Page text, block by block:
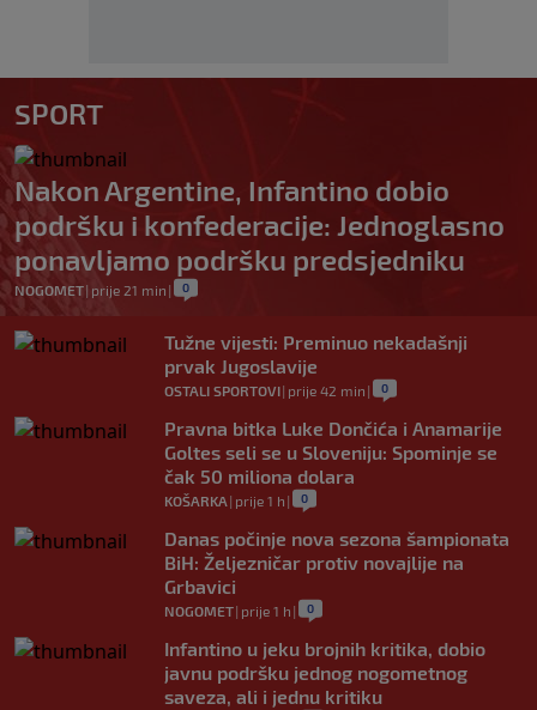
SPORT
Nakon Argentine, Infantino dobio
podršku i konfederacije: Jednoglasno
ponavljamo podršku predsjedniku
NOGOMET| prije 21 min | 0
Tužne vijesti: Preminuo nekadašnji
prvak Jugoslavije
OSTALI SPORTOVI| prije 42 min | 0
Pravna bitka Luke Dončića i Anamarije
Goltes seli se u Sloveniju: Spominje se
čak 50 miliona dolara
KOŠARKA | prije 1 h | 0
Danas počinje nova sezona šampionata
BiH: Željezničar protiv novajlije na
Grbavici
NOGOMET| prije 1 h | 0
Infantino u jeku brojnih kritika, dobio
javnu podršku jednog nogometnog
saveza, ali i jednu kritiku